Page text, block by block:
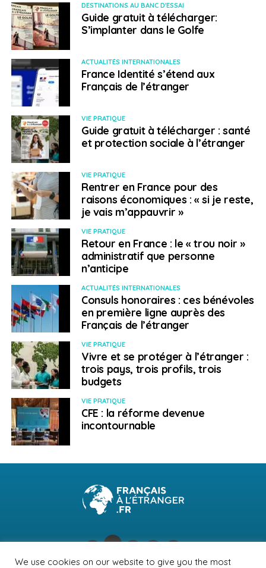
DESTINATIONS AU BANC D'ESSAI
Guide gratuit à télécharger:
S’implanter dans le Golfe
ACTUALITÉS INTERNATIONALES
France Identité s’étend aux
Français de l’étranger
VIE PRATIQUE
Guide gratuit à télécharger : santé
et protection sociale à l’étranger
VIE PRATIQUE
Rentrer en France pour des
raisons économiques : « si je reste,
je vais m’appauvrir »
VIE PRATIQUE
Retour en France : le « trou noir »
administratif que personne
n’anticipe
ACTUALITÉS INTERNATIONALES
Consuls honoraires : ces bénévoles
en première ligne auprès des
Français de l’étranger
VIE PRATIQUE
Vivre et se protéger à l’étranger :
trois pays, trois profils, trois
budgets
VIE PRATIQUE
CFE : la réforme devenue
incontournable
We use cookies on our website to give you the most